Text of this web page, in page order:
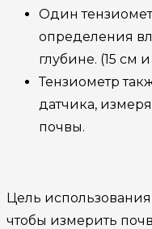
Один
определения
глубине. (15 см
Тензиометр
датчика,
почвы.
Цель использования
чтобы измерить